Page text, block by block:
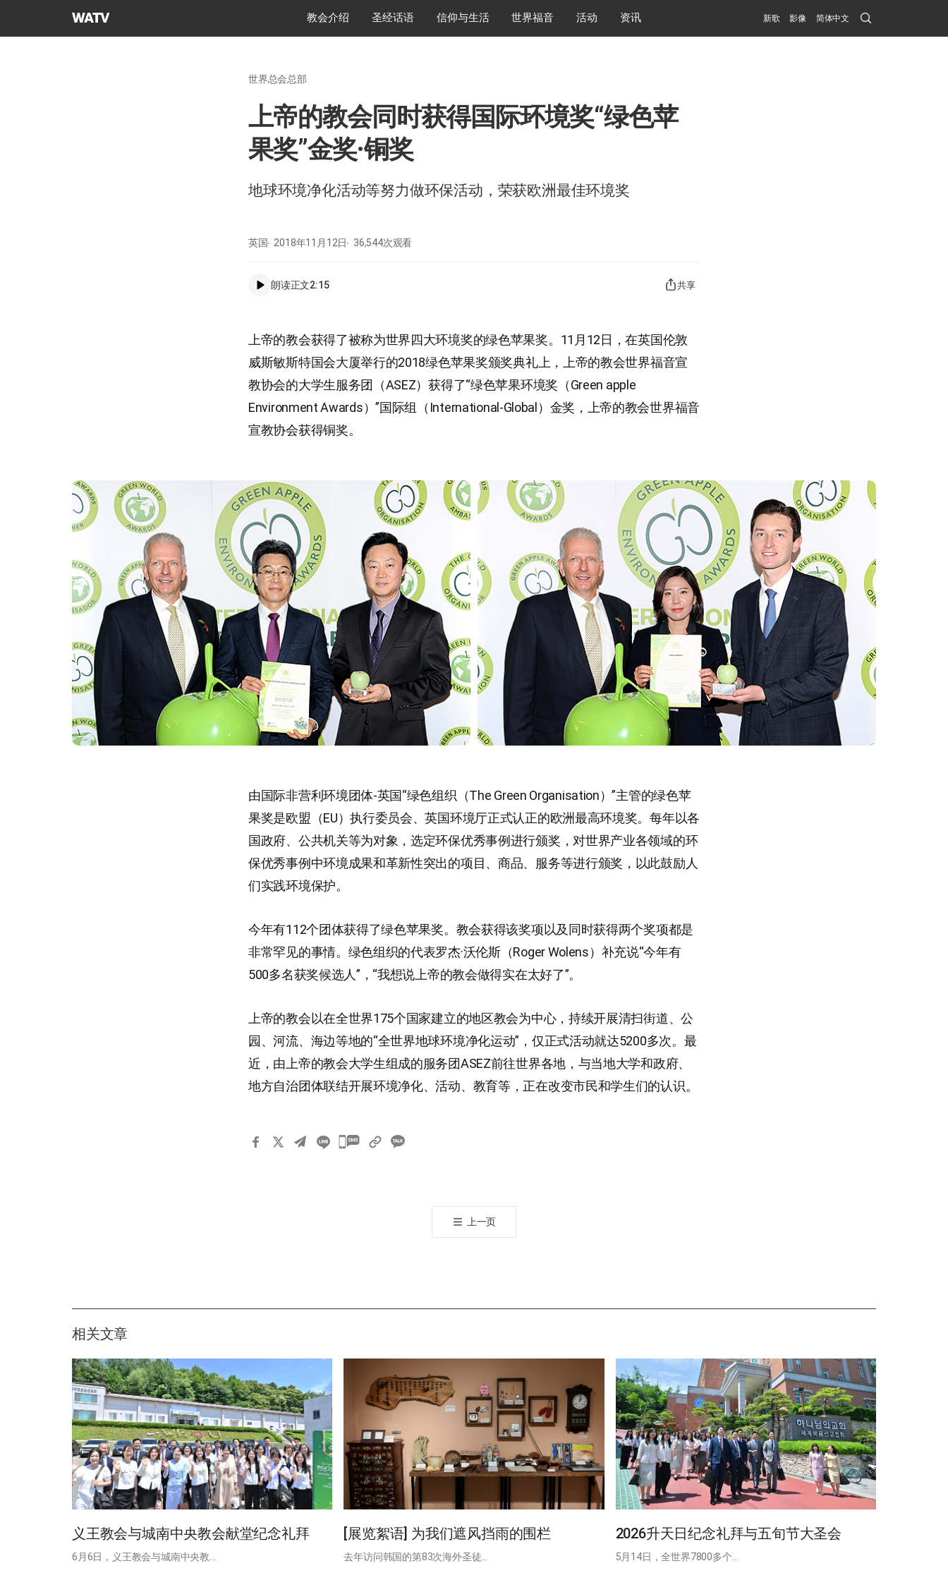
上
教会介绍 圣经话语 信仰与生活 世界福音 活动 资讯 新歌 影像 简体中文 Search
Submit
世界总会总部
上帝的教会同时获得国际环境奖“绿色苹
果奖”金奖·铜奖
地球环境净化活动等努力做环保活动，荣获欧洲最佳环境奖
英国 2018年11月12日 36,544次观看
朗读正文2:15 共享
上帝的教会获得了被称为世界四大环境奖的绿色苹果奖。11月12日，在英国伦敦
威斯敏斯特国会大厦举行的2018绿色苹果奖颁奖典礼上，上帝的教会世界福音宣
教协会的大学生服务团（ASEZ）获得了“绿色苹果环境奖（Green apple
Environment Awards）”国际组（International-Global）金奖，上帝的教会世界福音
宣教协会获得铜奖。
由国际非营利环境团体-英国“绿色组织（The Green Organisation）”主管的绿色苹
果奖是欧盟（EU）执行委员会、英国环境厅正式认正的欧洲最高环境奖。每年以各
国政府、公共机关等为对象，选定环保优秀事例进行颁奖，对世界产业各领域的环
保优秀事例中环境成果和革新性突出的项目、商品、服务等进行颁奖，以此鼓励人
们实践环境保护。
今年有112个团体获得了绿色苹果奖。教会获得该奖项以及同时获得两个奖项都是
非常罕见的事情。绿色组织的代表罗杰·沃伦斯（Roger Wolens）补充说“今年有
500多名获奖候选人”，“我想说上帝的教会做得实在太好了”。
上帝的教会以在全世界175个国家建立的地区教会为中心，持续开展清扫街道、公
园、河流、海边等地的“全世界地球环境净化运动”，仅正式活动就达5200多次。最
近，由上帝的教会大学生组成的服务团ASEZ前往世界各地，与当地大学和政府、
地方自治团体联结开展环境净化、活动、教育等，正在改变市民和学生们的认识。
카
上一页
相关文章
义王教会与城南中央教会献堂纪念礼拜
6月6日，义王教会与城南中央教…
[展览絮语] 为我们遮风挡雨的围栏
去年访问韩国的第83次海外圣徒…
2026升天日纪念礼拜与五旬节大圣会
5月14日，全世界7800多个…